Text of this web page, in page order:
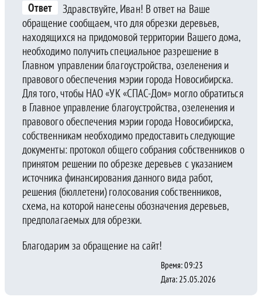
Ответ
Здравствуйте, Иван! В ответ на Ваше
обращение сообщаем, что для обрезки деревьев,
находящихся на придомовой территории Вашего дома,
необходимо получить специальное разрешение в
Главном управлении благоустройства, озеленения и
правового обеспечения мэрии города Новосибирска.
Для того, чтобы НАО «УК «СПАС-Дом» могло обратиться
в Главное управление благоустройства, озеленения и
правового обеспечения мэрии города Новосибирска,
собственникам необходимо предоставить следующие
документы: протокол общего собрания собственников о
принятом решении по обрезке деревьев с указанием
источника финансирования данного вида работ,
решения (бюллетени) голосования собственников,
схема, на которой нанесены обозначения деревьев,
предполагаемых для обрезки.
Благодарим за обращение на сайт!
Время: 09:23
Дата: 25.05.2026